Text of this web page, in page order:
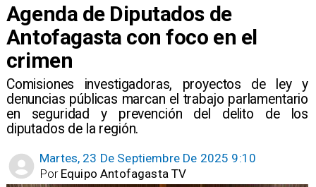
Agenda de Diputados de
Antofagasta con foco en el
crimen
​Comisiones investigadoras, proyectos de ley y
denuncias públicas marcan el trabajo parlamentario
en seguridad y prevención del delito de los
diputados de la región.
Martes, 23 De Septiembre De 2025 9:10
Equipo Antofagasta TV
Por